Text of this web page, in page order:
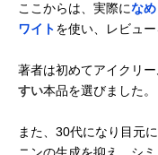
ここからは、実際にな
ワイトを使い、レビュー
著者は初めてアイクリー
すい本品を選びました。
また、30代になり目元